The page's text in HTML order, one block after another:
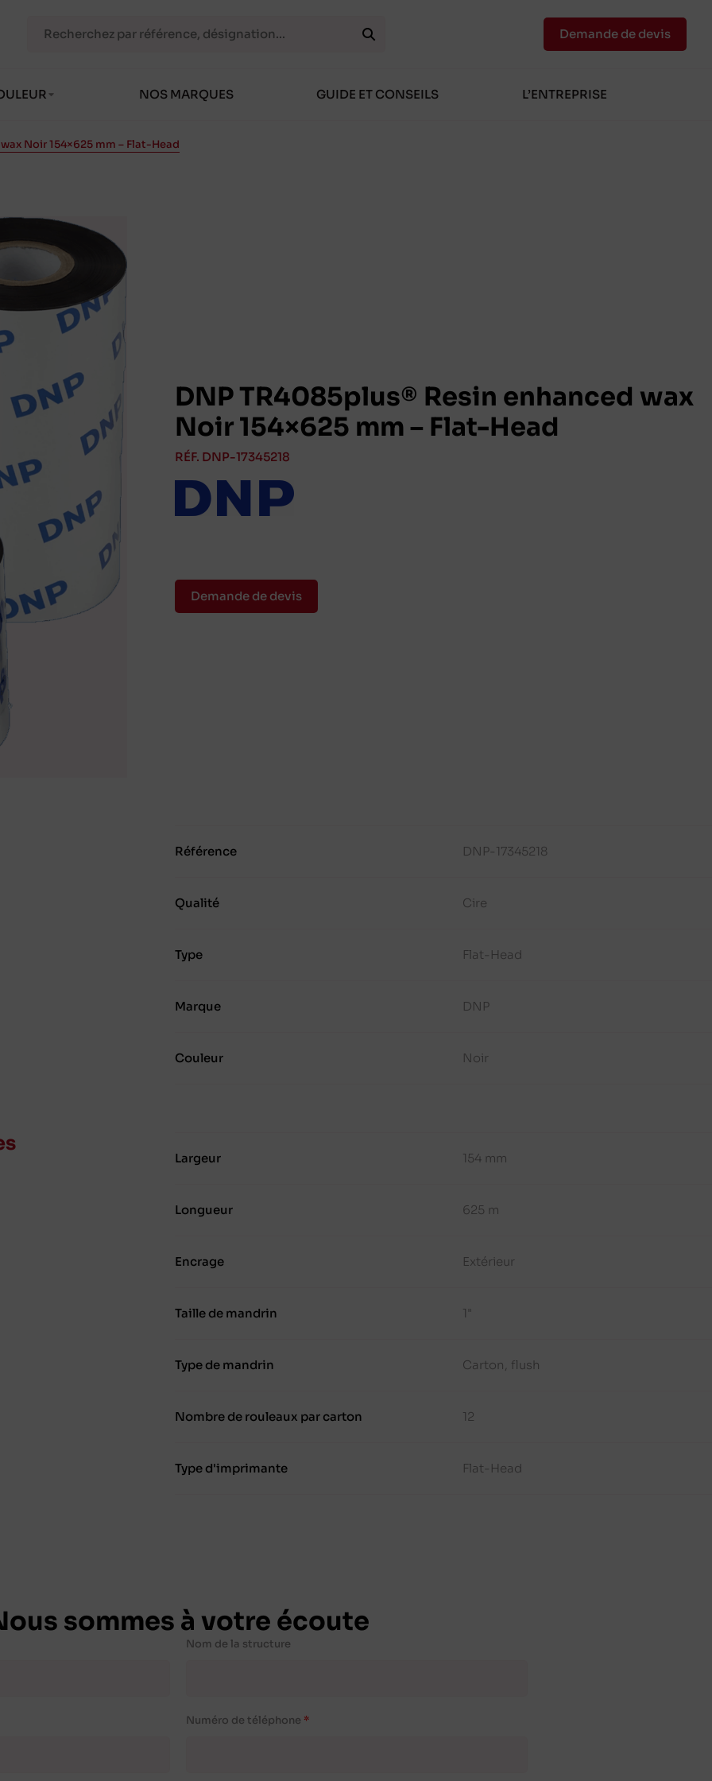
NOS MARQUES GUIDE ET CONSEILS L’ENTREPRISE
Demande de devis
Noir 154×625 mm – Flat-Head
DNP TR4085plus® Resin enhanced wax
Noir 154×625 mm – Flat-Head
RÉF. DNP-17345218
Demande de devis
Référence DNP-17345218
Qualité Cire
Type Flat-Head
Marque DNP
Couleur Noir
Largeur 154 mm
Longueur 625 m
Encrage Extérieur
Taille de mandrin 1"
Type de mandrin Carton, flush
Nombre de rouleaux par carton 12
Type d'imprimante Flat-Head
sommes à votre écoute
Nom de la structure
Numéro de téléphone